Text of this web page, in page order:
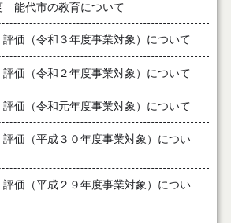
能代市の教育について
価（令和３年度事業対象）について
価（令和２年度事業対象）について
価（令和元年度事業対象）について
価（平成３０年度事業対象）につい
価（平成２９年度事業対象）につい